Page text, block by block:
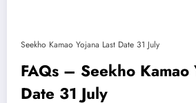
Seekho Kamao Yojana Last Date 31 July
FAQs – Seekho Kamao
Date 31 July